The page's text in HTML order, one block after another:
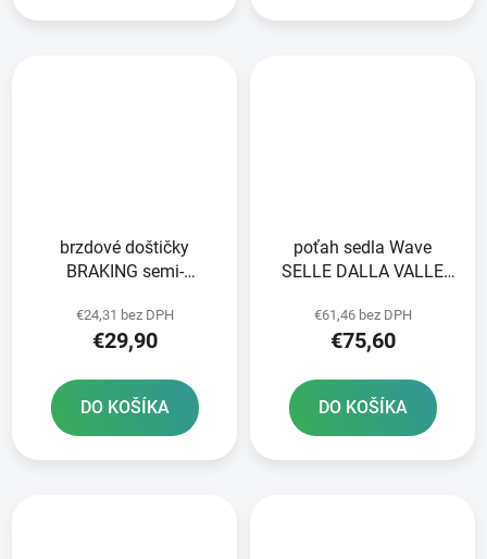
brzdové doštičky
BRAKING semi-
ks v balení
€24,31 bez DPH
€29,90
DO KOŠÍKA
poťah sedla Wave
SELLE DALLA VALLE
€61,46 bez DPH
€75,60
DO KOŠÍKA